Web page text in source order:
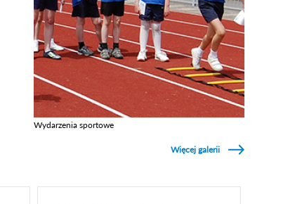
Wydarzenia sportowe
Więcej galerii